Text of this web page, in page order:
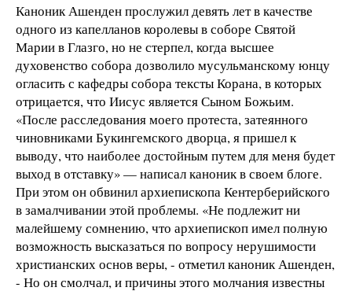
Каноник Ашенден прослужил девять лет в качестве
одного из капелланов королевы в соборе Святой
Марии в Глазго, но не стерпел, когда высшее
духовенство собора дозволило мусульманскому юнцу
огласить с кафедры собора тексты Корана, в которых
отрицается, что Иисус является Сыном Божьим.
«После расследования моего протеста, затеянного
чиновниками Букингемского дворца, я пришел к
выводу, что наиболее достойным путем для меня будет
выход в отставку» — написал каноник в своем блоге.
При этом он обвинил архиепископа Кентерберийского
в замалчивании этой проблемы. «Не подлежит ни
малейшему сомнению, что архиепископ имел полную
возможность высказаться по вопросу нерушимости
христианских основ веры, - отметил каноник Ашенден,
- Но он смолчал, и причины этого молчания известны